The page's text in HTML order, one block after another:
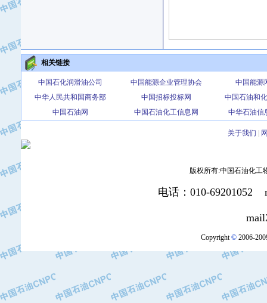
·河北保定天威集团特变电气有限公司
·托肯恒山科技（广州）有限公司
·中国石油兰州石油化工公司
·大庆油田有限责任公司
·瓦卢瑞克.曼内斯曼石油专用管（德
·无锡西姆莱斯石油专用管制造有限公
·武汉钢铁（集团）公司
相关链接
中国石化润滑油公司 中国能源企业管理协会
中国能源
中华人民共和国商务部
中国招标投标网
中国石油和
中国石油网
中国石油化工信息网 中华石油信
关于我们
版权所有:中国石油化工
电话：010-69201052
Copyright©2006-